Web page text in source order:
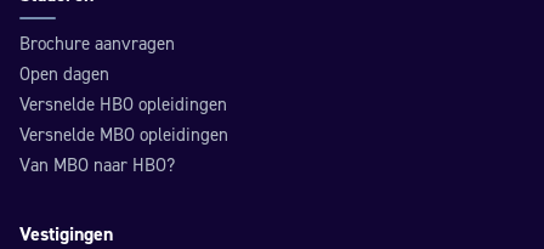
Brochure aanvragen
Open dagen
Versnelde HBO opleidingen
Versnelde MBO opleidingen
Van MBO naar HBO?
Vestigingen